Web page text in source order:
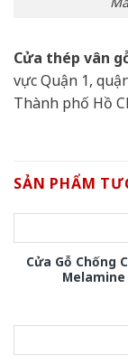
Cửa thép vân
vực Quận 1,
Thành phố Hồ
SẢN PHẨM
Cửa Gỗ Chống
Melamine